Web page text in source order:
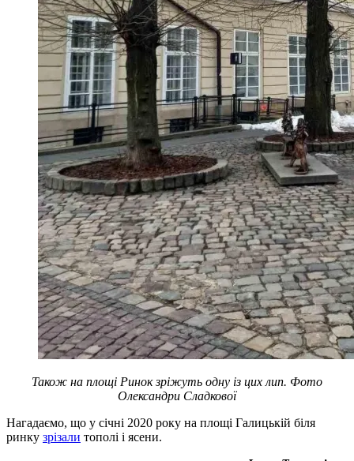
Також на площі Ринок зріжуть одну із цих лип. Фото
Олександри Сладкової
Нагадаємо, що у січні 2020 року на площі Галицькій біля
ринку зрізали тополі і ясени.